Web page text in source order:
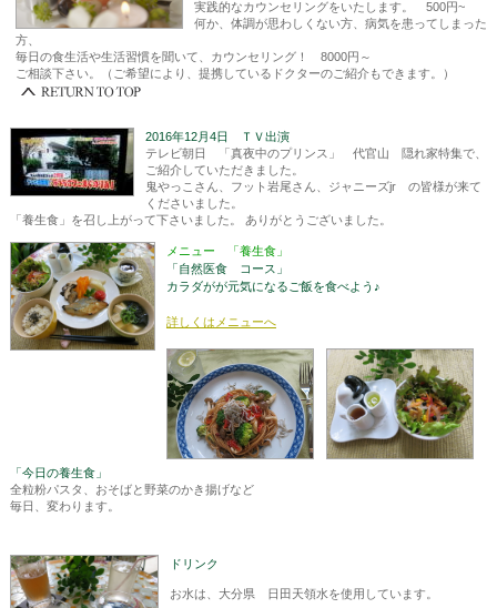
実践的なカウンセリングをいたします。 500円~
何か、体調が思わしくない方、病気を患ってしまった
方、
毎日の食生活や生活習慣を聞いて、カウンセリング！ 8000円～
ご相談下さい。（ご希望により、提携しているドクターのご紹介もできます。）
2016年12月4日 ＴＶ出演
テレビ朝日 「真夜中のプリンス」 代官山 隠れ家特集で、
ご紹介していただきました。
鬼やっこさん、フット岩尾さん、ジャニーズjr の皆様が来て
くださいました。
「養生食」を召し上がって下さいました。 ありがとうございました。
メニュー 「養生食」
「自然医食 コース」
カラダがが元気になるご飯を食べよう♪
詳しくはメニューへ
「今日の養生食」
全粒粉パスタ、おそばと野菜のかき揚げなど
毎日、変わります。
ドリンク
お水は、大分県 日田天領水を使用しています。